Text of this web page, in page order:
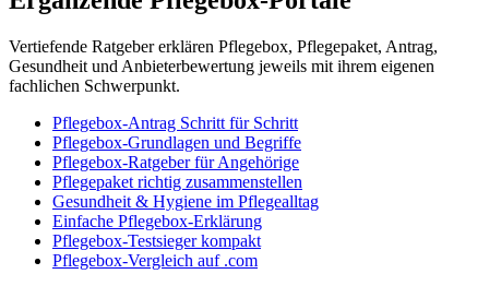
Vertiefende Ratgeber erklären Pflegebox, Pflegepaket, Antrag,
Gesundheit und Anbieterbewertung jeweils mit ihrem eigenen
fachlichen Schwerpunkt.
Pflegebox-Antrag Schritt für Schritt
Pflegebox-Grundlagen und Begriffe
Pflegebox-Ratgeber für Angehörige
Pflegepaket richtig zusammenstellen
Gesundheit & Hygiene im Pflegealltag
Einfache Pflegebox-Erklärung
Pflegebox-Testsieger kompakt
Pflegebox-Vergleich auf .com